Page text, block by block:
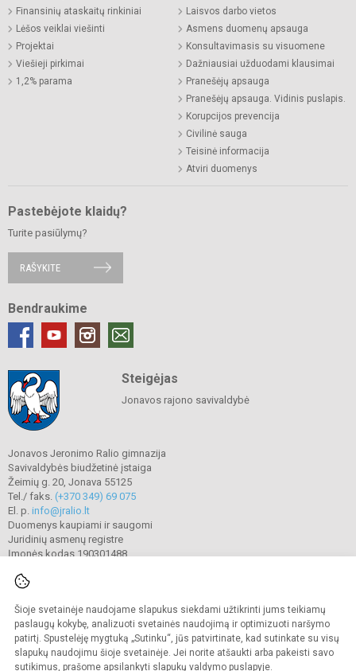
Šioje svetainėje naudojame slapukus siekdami užtikrinti jums teikiamų
paslaugų kokybę, analizuoti svetainės naudojimą ir optimizuoti naršymo
patirtį. Spustelėję mygtuką „Sutinku“, jūs patvirtinate, kad sutinkate su visų
slapukų naudojimu šioje svetainėje. Jei norite atšaukti arba pakeisti savo
sutikimus, prašome apsilankyti slapukų valdymo puslapyje.
Finansinių ataskaitų rinkiniai
Lėšos veiklai viešinti
Projektai
Viešieji pirkimai
1,2% parama
Laisvos darbo vietos
Asmens duomenų apsauga
Konsultavimasis su visuomene
Dažniausiai užduodami klausimai
Pranešėjų apsauga
Pranešėjų apsauga. Vidinis puslapis.
Korupcijos prevencija
Civilinė sauga
Teisinė informacija
Atviri duomenys
Pastebėjote klaidų?
Turite pasiūlymų?
RAŠYKITE
Bendraukime
Steigėjas
Jonavos rajono savivaldybė
Jonavos Jeronimo Ralio gimnazija
Savivaldybės biudžetinė įstaiga
Žeimių g. 20, Jonava 55125
Tel./ faks. (+370 349) 69 075
El. p. info@jralio.lt
Duomenys kaupiami ir saugomi
Juridinių asmenų registre
Įmonės kodas 190301488
© 2023. Jonavos Jeronimo Ralio gimnazija. Visos teisės saugomos.
Kopijuoti turinį be raštiško gimnazijos sutikimo griežtai draudžiama.
Prieinamumo paraiška Slapukų valdymas